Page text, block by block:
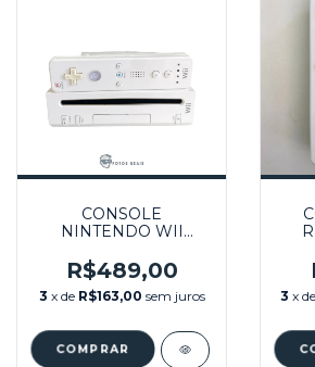
CONSOLE
NINTENDO WII
SEMINOVO -
NINTENDO
R$489,00
3 x de R$163,00 sem juros 3 x de